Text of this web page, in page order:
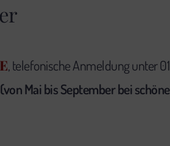
, telefonische Anmeldung unter
(von Mai bis September bei